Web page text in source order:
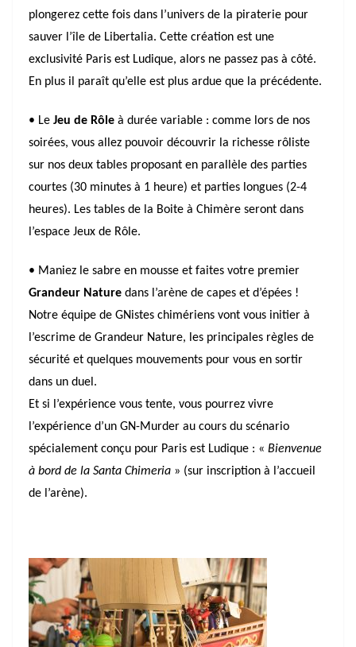
plongerez cette fois dans l’univers de la piraterie pour
sauver l’île de Libertalia. Cette création est une
exclusivité Paris est Ludique, alors ne passez pas à côté.
En plus il paraît qu’elle est plus ardue que la précédente.
• Le Jeu de Rôle à durée variable : comme lors de nos
soirées, vous allez pouvoir découvrir la richesse rôliste
sur nos deux tables proposant en parallèle des parties
courtes (30 minutes à 1 heure) et parties longues (2-4
heures). Les tables de la Boite à Chimère seront dans
l’espace Jeux de Rôle.
• Maniez le sabre en mousse et faites votre premier
Grandeur Nature dans l’arène de capes et d’épées !
Notre équipe de GNistes chimériens vont vous initier à
l’escrime de Grandeur Nature, les principales règles de
sécurité et quelques mouvements pour vous en sortir
dans un duel.
Et si l’expérience vous tente, vous pourrez vivre
l’expérience d’un GN-Murder au cours du scénario
spécialement conçu pour Paris est Ludique : « Bienvenue
à bord de la Santa Chimeria » (sur inscription à l’accueil
de l’arène).